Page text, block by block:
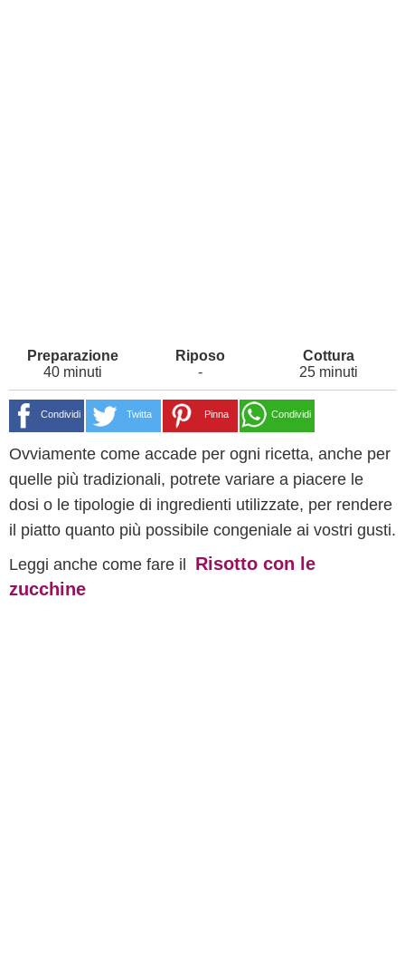
40 minuti - 25 minuti
Condividi Twitta Pinna Condividi
Ovviamente come accade per ogni ricetta, anche per
quelle più tradizionali, potrete variare a piacere le
dosi o le tipologie di ingredienti utilizzate, per rendere
il piatto quanto più possibile congeniale ai vostri gusti.
Leggi anche come fare il Risotto con le
zucchine